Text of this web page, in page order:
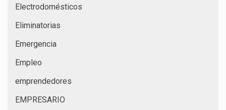
Electrodomésticos
Eliminatorias
Emergencia
Empleo
emprendedores
EMPRESARIO